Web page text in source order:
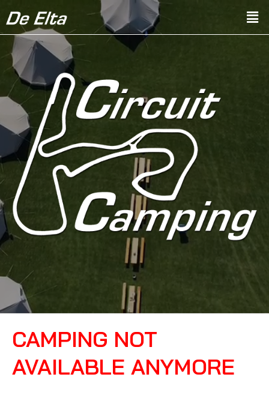
CAMPING NOT
AVAILABLE ANYMORE